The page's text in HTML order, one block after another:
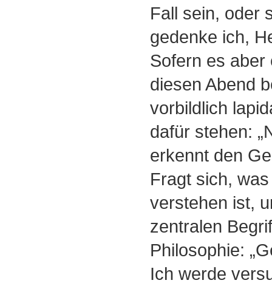
Fall sein, oder
gedenke ich,
Sofern es aber
diesen Abend
vorbildlich
dafür stehen:
erkennt den
Fragt sich,
verstehen ist,
zentralen
Philosophie:
Ich werde